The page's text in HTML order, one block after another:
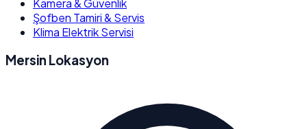
Kamera & Güvenlik
Şofben Tamiri & Servis
Klima Elektrik Servisi
Mersin Lokasyon